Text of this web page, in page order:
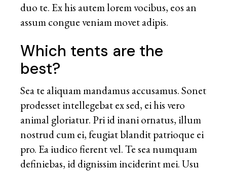
duo te. Ex his autem lorem vocibus, eos an
assum congue veniam movet adipis.
Which tents are the
best?
Sea te aliquam mandamus accusamus. Sonet
prodesset intellegebat ex sed, ei his vero
animal gloriatur. Pri id inani ornatus, illum
nostrud cum ei, feugiat blandit patrioque ei
pro. Ea iudico fierent vel. Te sea numquam
definiebas, id dignissim inciderint mei. Usu